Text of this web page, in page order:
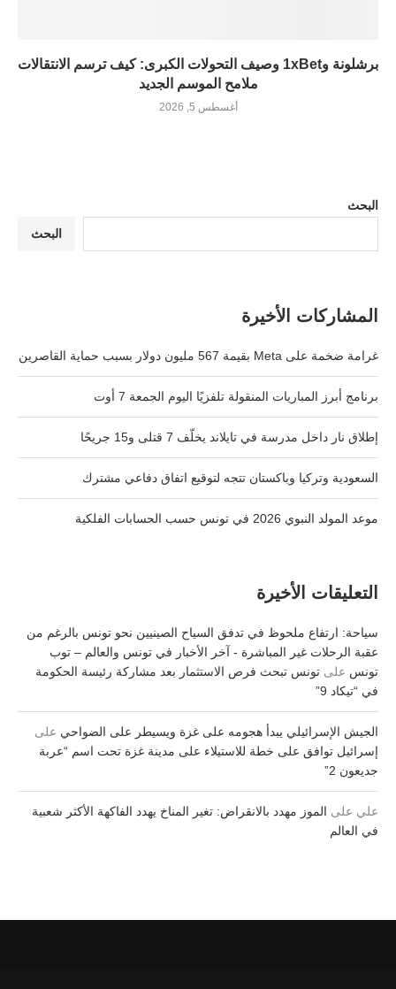
برشلونة و1xBet وصيف التحولات الكبرى: كيف ترسم الانتقالات
ملامح الموسم الجديد
أغسطس 5, 2026
البحث
البحث
المشاركات الأخيرة
غرامة ضخمة على Meta بقيمة 567 مليون دولار بسبب حماية القاصرين
برنامج أبرز المباريات المنقولة تلفزيًا اليوم الجمعة 7 أوت
إطلاق نار داخل مدرسة في تايلاند يخلّف 7 قتلى و15 جريحًا
السعودية وتركيا وباكستان تتجه لتوقيع اتفاق دفاعي مشترك
موعد المولد النبوي 2026 في تونس حسب الحسابات الفلكية
التعليقات الأخيرة
سياحة: ارتفاع ملحوظ في تدفق السياح الصينيين نحو تونس بالرغم من
عقبة الرحلات غير المباشرة - آخر الأخبار في تونس والعالم – توب
تونس على تونس تبحث فرص الاستثمار بعد مشاركة رئيسة الحكومة
في “تيكاد 9”
الجيش الإسرائيلي يبدأ هجومه على غزة ويسيطر على الضواحي على
إسرائيل توافق على خطة للاستيلاء على مدينة غزة تحت اسم “عربة
جديعون 2”
علي على الموز مهدد بالانقراض: تغير المناخ يهدد الفاكهة الأكثر شعبية
في العالم